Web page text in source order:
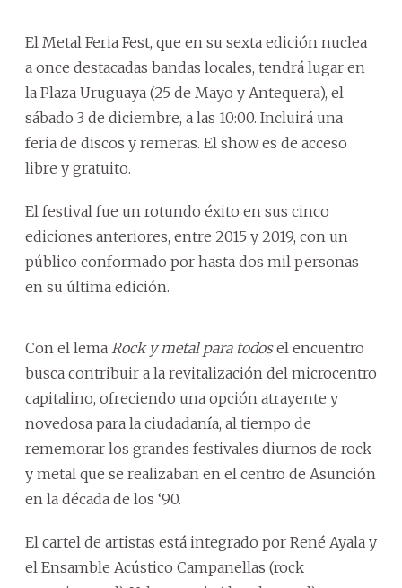
El Metal Feria Fest, que en su sexta edición nuclea
a once destacadas bandas locales, tendrá lugar en
la Plaza Uruguaya (25 de Mayo y Antequera), el
sábado 3 de diciembre, a las 10:00. Incluirá una
feria de discos y remeras. El show es de acceso
libre y gratuito.
El festival fue un rotundo éxito en sus cinco
ediciones anteriores, entre 2015 y 2019, con un
público conformado por hasta dos mil personas
en su última edición.
Con el lema Rock y metal para todosel encuentro
busca contribuir a la revitalización del microcentro
capitalino, ofreciendo una opción atrayente y
novedosa para la ciudadanía, al tiempo de
rememorar los grandes festivales diurnos de rock
y metal que se realizaban en el centro de Asunción
en la década de los ‘90.
El cartel de artistas está integrado por René Ayala y
el Ensamble Acústico Campanellas (rock